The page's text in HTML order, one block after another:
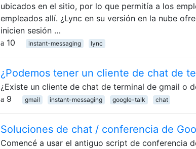
ubicados en el sitio, por lo que permitía a los
empleados allí. ¿Lync en su versión en la nube
inicien sesión …
10
instant-messaging lync
¿Podemos tener un cliente de chat de
¿Existe un cliente de chat de terminal de gmail o
9
gmail instant-messaging google-talk chat
Soluciones de chat / conferencia de
Comencé a usar el antiguo script de conferencia